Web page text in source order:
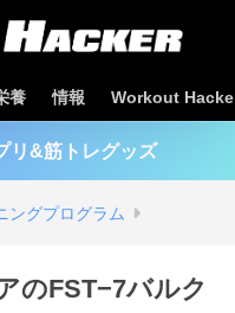
養 情報 Workout
リ&筋トレグッズ
ングプログラム
のFST−7バルク